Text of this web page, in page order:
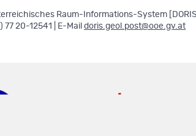
Raum-Informations-System
77 20-12541 | E-Mail doris.geol.post@ooe.gv.at